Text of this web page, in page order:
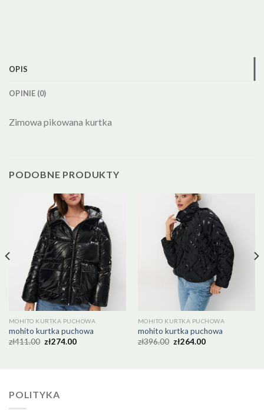
OPIS
OPINIE (0)
Zimowa pikowana kurtka
PODOBNE PRODUKTY
MOHITO KURTKA PUCHOWA
mohito kurtka puchowa
zł411.00 zł274.00
MOHITO KURTKA PUCHOWA
mohito kurtka puchowa
zł396.00 zł264.00
POLITYKA